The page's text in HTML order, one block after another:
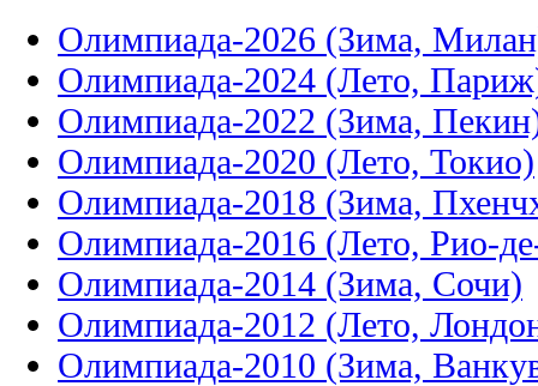
Олимпиада-2026 (Зима,
Олимпиада-2024 (Лето,
Олимпиада-2022 (Зима,
Олимпиада-2020 (Лето, Токио)
Олимпиада-2018 (Зима,
Олимпиада-2016 (Лето, Рио-
Олимпиада-2014 (Зима, Сочи)
Олимпиада-2012 (Лето,
Олимпиада-2010 (Зима,